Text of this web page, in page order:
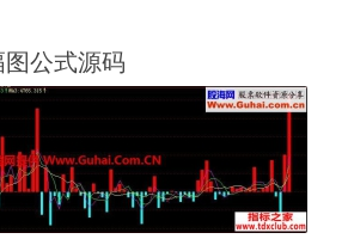
公式源码